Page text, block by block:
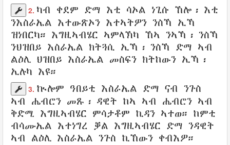
2. ካብ ቀደም ድማ እቲ ሳኦል ነጊሱ ኸሎ፡ እቲ
ንእስራኤል እተውጽኦን እተኣትዎን ንስኻ ኢኻ
ዝነበርካ። እግዚኣብሄር ኣምላኽካ ኸኣ ንኣኻ፡ ንስኻ
ንህዝበይ እስራኤል ክትጓሲ ኢኻ፡ ንስኻ ድማ ኣብ
ልዕሊ ህዝበይ እስራኤል መስፍን ክትከውን ኢኻ፡
ኢሉካ እዩ።
3. ኲሎም ዓበይቲ እስራኤል ድማ ናብ ንጉስ
ኣብ ሔብሮን መጹ ፡ ዳዊት ከኣ ኣብ ሔብሮን ኣብ
ቅድሚ እግዚኣብሄር ምሳታቶም ኪዳን ኣተወ። ከምቲ
ብሳሙኤል እተነግረ ቓል እግዚኣብሄር ድማ ንዳዊት
ኣብ ልዕሊ እስራኤል ንጉስ ኪኸውን ቀብእዎ።